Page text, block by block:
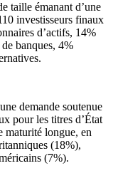
taille émanant d’une
investisseurs finaux
d’actifs, 14%
banques, 4%
demande soutenue
pour les titres d’État
maturité longue, en
(18%),
(7%).